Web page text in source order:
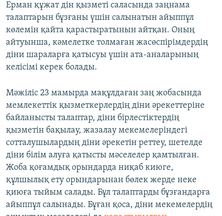
Ерман құжат дін қызметі саласында заңнама
талаптарын бұзғаны үшін салынатын айыппұл
көлемін қайта қарастыратынын айтқан. Оның
айтуынша, кәмелетке толмаған жасөспірімдердің
діни шараларға қатысуы үшін ата-аналарының
келісімі керек болады.
Мәжіліс 23 мамырда мақұлдаған заң жобасында
мемлекеттік қызметкерлердің діни әрекеттеріне
байланысты талаптар, діни бірлестіктердің
қызметін бақылау, жазалау мекемелеріндегі
сотталушылардың діни әрекетін реттеу, шетелде
діни білім алуға қатысты мәселелер қамтылған.
Жоба қоғамдық орындарда ниқаб киюге,
құлшылық ету орындарынан бөлек жерде неке
қиюға тыйым салады. Бұл талаптарды бұзғандарға
айыппұл салынады. Бұған қоса, діни мекемелердің